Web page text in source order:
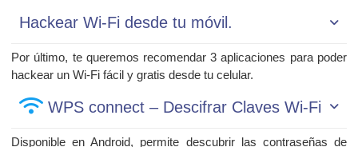
Hackear Wi-Fi desde tu móvil.
Por último, te queremos recomendar 3 aplicaciones para poder
hackear un Wi-Fi fácil y gratis desde tu celular.
WPS connect – Descifrar Claves Wi-Fi
Disponible en Android, permite descubrir las contraseñas de